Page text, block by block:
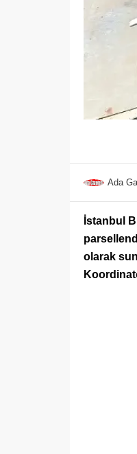
Ada
İstanbul
olarak